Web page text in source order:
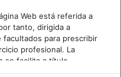
Web está referida a
tanto, dirigida a
facultados para prescribir
profesional. La
se facilita a título
de los